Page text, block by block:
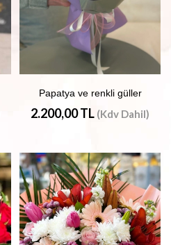
Papatya ve renkli güller
2.200,00 TL (Kdv Dahil)